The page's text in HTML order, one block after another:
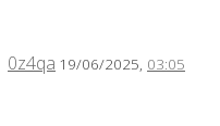
0z4qa 19/06/2025, 03:05